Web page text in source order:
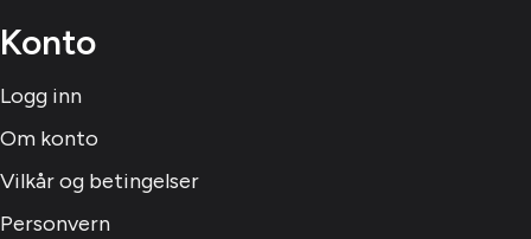
Konto
Logg inn
Om konto
Vilkår og betingelser
Personvern